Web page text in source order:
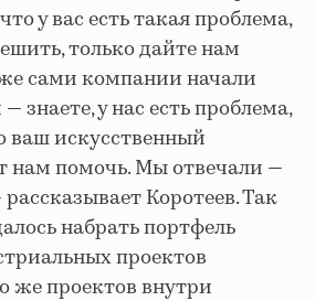
у вас есть такая проблема,
только дайте нам
сами компании начали
знаете, у нас есть проблема,
искусственный
нам помочь. Мы отвечали —
Коротеев. Так
набрать портфель
проектов
же проектов внутри